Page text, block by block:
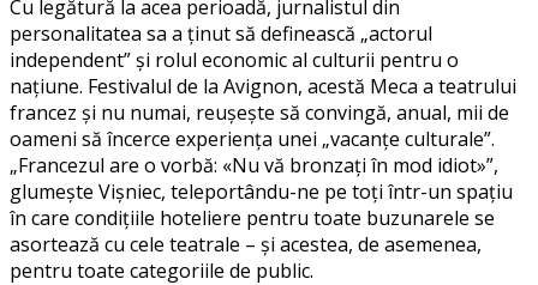
Cu legătură la acea perioadă, jurnalistul din
personalitatea sa a ținut să definească „actorul
independent” și rolul economic al culturii pentru o
națiune. Festivalul de la Avignon, acestă Meca a teatrului
francez și nu numai, reușește să convingă, anual, mii de
oameni să încerce experiența unei „vacanțe culturale”.
„Francezul are o vorbă: «Nu vă bronzați în mod idiot»”,
glumește Vișniec, teleportându-ne pe toți într-un spațiu
în care condițiile hoteliere pentru toate buzunarele se
asortează cu cele teatrale – și acestea, de asemenea,
pentru toate categoriile de public.